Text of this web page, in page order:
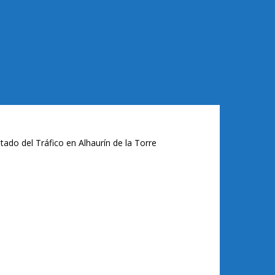
del Tráfico en Alhaurín de la Torre